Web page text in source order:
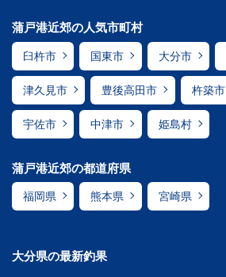
蒲戸港近郊の人気市町村
臼杵市 国東市 大分市
津久見市 豊後高田市 杵築市
宇佐市 中津市 姫島村
蒲戸港近郊の都道府県
福岡県 熊本県 宮崎県
大分県の最新釣果